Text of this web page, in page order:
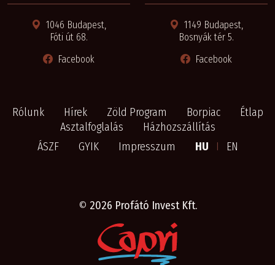
1046 Budapest,
Fóti út 68.
Facebook
1149 Budapest,
Bosnyák tér 5.
Facebook
Rólunk Hírek Zöld Program Borpiac
Étlap
Asztalfoglalás
Házhozszállítás
ÁSZF
GYIK Impresszum HU I EN
© 2026 Profátó Invest Kft.